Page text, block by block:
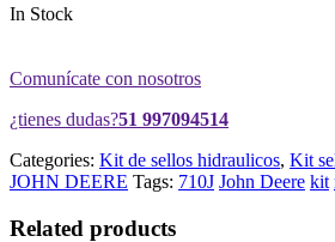
In Stock
Comunícate con nosotros
¿tienes dudas?51 997094514
Categories: Kit de sellos hidraulicos, Kit
JOHN DEERE Tags: 710J John Deere kit
Related products